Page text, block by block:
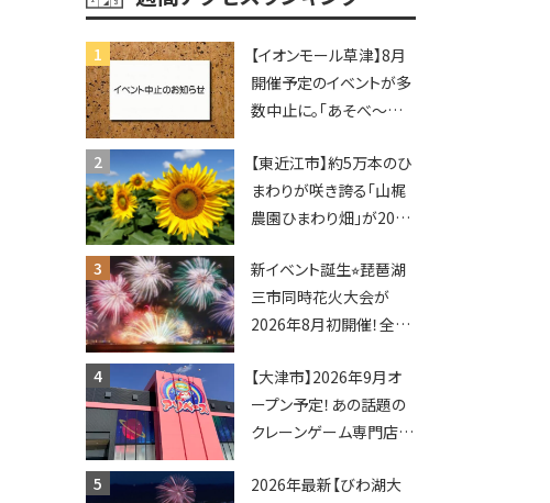
【イオンモール草津】8月
開催予定のイベントが多
数中止に。「あそべ〜る
ショーなど
【東近江市】約5万本のひ
まわりが咲き誇る「山梶
農園ひまわり畑」が2026
ポットやキッチンカーも
登場！何度も入園できる
フリーパスも販売★
新イベント誕生⭐︎琵琶湖
三市同時花火大会が
2026年8月初開催！全席
マーケットも登場♪
【大津市】2026年9月オ
ープン予定！あの話題の
クレーンゲーム専門店
ってくる！豊郷店に続く滋
2026年最新【びわ湖大